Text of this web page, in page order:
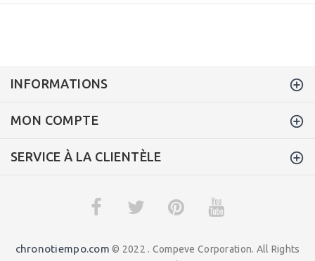
INFORMATIONS
MON COMPTE
SERVICE À LA CLIENTÈLE
chronotiempo.com © 2022 . Compeve Corporation. All Rights